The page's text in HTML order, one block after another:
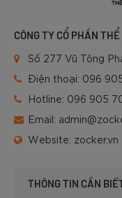
CÔNG TY CỔ PHẦN
Số 277 Vũ Tông
Điện thoại: 096
Hotline: 096 905
Email:
Website: zocker.vn
THÔNG TIN CẦN